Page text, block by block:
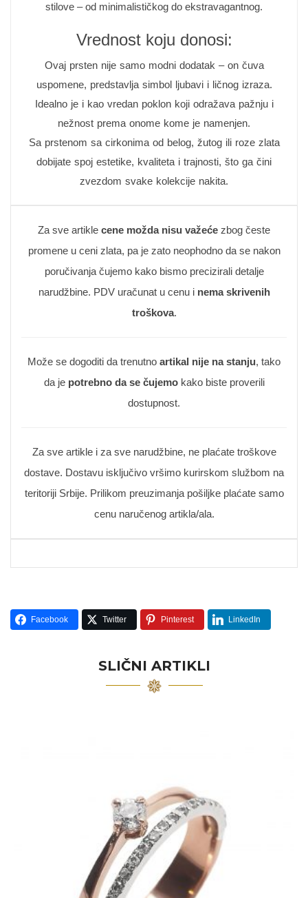
stilove – od minimalističkog do ekstravagantnog.
Vrednost koju donosi:
Ovaj prsten nije samo modni dodatak – on čuva
uspomene, predstavlja simbol ljubavi i ličnog izraza.
Idealno je i kao vredan poklon koji odražava pažnju i
nežnost prema onome kome je namenjen.
Sa prstenom sa cirkonima od belog, žutog ili roze zlata
dobijate spoj estetike, kvaliteta i trajnosti, što ga čini
zvezdom svake kolekcije nakita.
Za sve artikle cene možda nisu važeće zbog česte
promene u ceni zlata, pa je zato neophodno da se nakon
poručivanja čujemo kako bismo precizirali detalje
narudžbine. PDV uračunat u cenu i nema skrivenih
troškova.
Može se dogoditi da trenutno artikal nije na stanju, tako
da je potrebno da se čujemokako biste proverili
dostupnost.
Za sve artikle i za sve narudžbine, ne plaćate troškove
dostave. Dostavu isključivo vršimo kurirskom službom na
teritoriji Srbije. Prilikom preuzimanja pošiljke plaćate samo
cenu naručenog artikla/ala.
Facebook Twitter Pinterest LinkedIn
SLIČNI ARTIKLI